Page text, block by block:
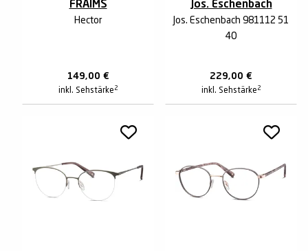
FRAIMS
Hector
149,00 €
inkl. Sehstärke 2
Jos. Eschenbach
Jos. Eschenbach 981112 51
40
229,00 €
inkl. Sehstärke 2